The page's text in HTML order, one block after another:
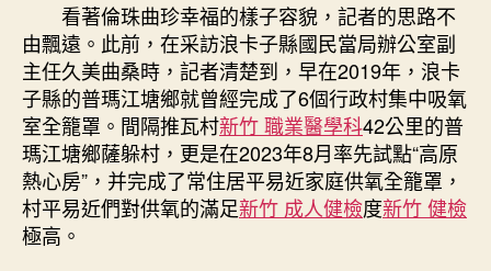
看著倫珠曲珍幸福的樣子容貌，記者的思路不
由飄遠。此前，在采訪浪卡子縣國民當局辦公室副
主任久美曲桑時，記者清楚到，早在2019年，浪卡
子縣的普瑪江塘鄉就曾經完成了6個行政村集中吸氧
室全籠罩。間隔推瓦村新竹 職業醫學科42公里的普
瑪江塘鄉薩躲村，更是在2023年8月率先試點“高原
熱心房”，并完成了常住居平易近家庭供氧全籠罩，
村平易近們對供氧的滿足新竹 成人健檢度新竹 健檢
極高。